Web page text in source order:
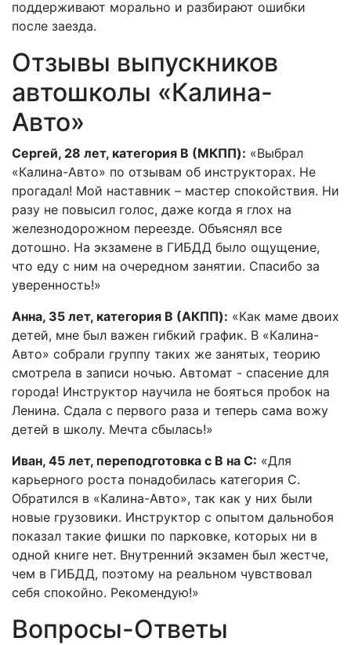
поддерживают морально и разбирают ошибки
после заезда.
Отзывы выпускников
автошколы «Калина-
Авто»
Сергей, 28 лет, категория B (МКПП): «Выбрал
«Калина-Авто» по отзывам об инструкторах. Не
прогадал! Мой наставник – мастер спокойствия. Ни
разу не повысил голос, даже когда я глох на
железнодорожном переезде. Объяснял все
дотошно. На экзамене в ГИБДД было ощущение,
что еду с ним на очередном занятии. Спасибо за
уверенность!»
Анна, 35 лет, категория B (АКПП): «Как маме двоих
детей, мне был важен гибкий график. В «Калина-
Авто» собрали группу таких же занятых, теорию
смотрела в записи ночью. Автомат - спасение для
города! Инструктор научила не бояться пробок на
Ленина. Сдала с первого раза и теперь сама вожу
детей в школу. Мечта сбылась!»
Иван, 45 лет, переподготовка с B на C: «Для
карьерного роста понадобилась категория C.
Обратился в «Калина-Авто», так как у них были
новые грузовики. Инструктор с опытом дальнобоя
показал такие фишки по парковке, которых ни в
одной книге нет. Внутренний экзамен был жестче,
чем в ГИБДД, поэтому на реальном чувствовал
себя спокойно. Рекомендую!»
Вопросы-Ответы